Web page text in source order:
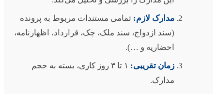
مدارک لازم:تمامی مستندات مربوط به پرونده
(سند ازدواج، سند ملک، چک، قرارداد، اظهارنامه،
احضاریه و …).
زمان تقریبی:
۱ تا ۳ روز کاری، بسته به حجم
مدارک.